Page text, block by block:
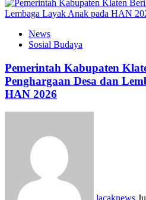
News
Sosial Budaya
Pemerintah Kabupaten
Penghargaan Desa dan
HAN 2026